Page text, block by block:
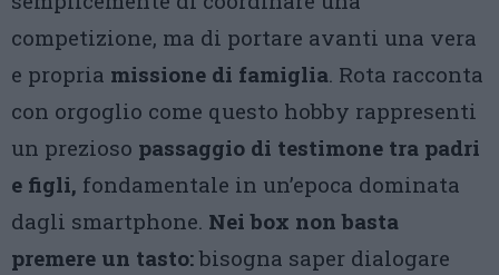
competizione, ma di portare avanti una vera
e propria missione di famiglia. Rota racconta
con orgoglio come questo hobby rappresenti
un prezioso passaggio di testimone tra padri
e figli, fondamentale in un’epoca dominata
dagli smartphone. Nei box non basta
premere un tasto:bisogna saper dialogare